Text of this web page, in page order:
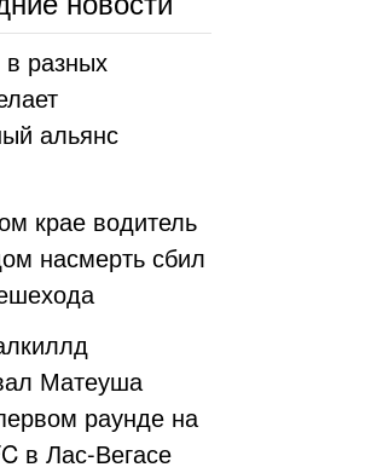
разных
альянс
крае водитель
насмерть сбил
Матеуша
раунде на
в Лас-Вегасе